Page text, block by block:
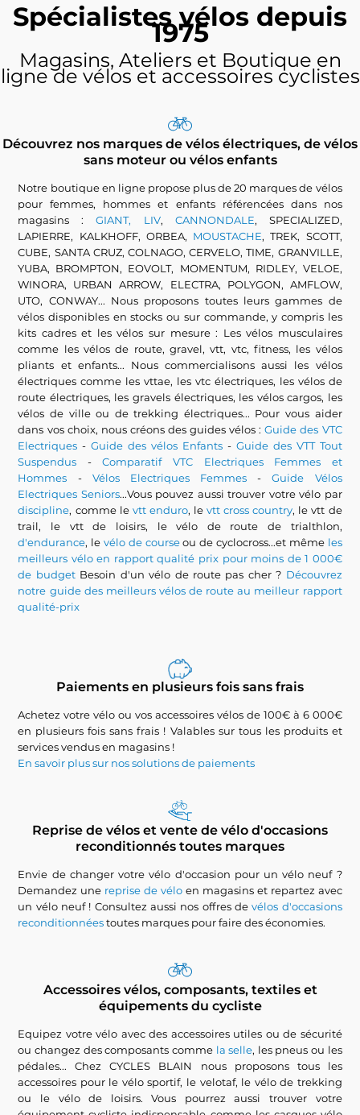
Spécialistes vélos depuis
1975
Magasins, Ateliers et Boutique en
ligne de vélos et accessoires cyclistes
Découvrez nos marques de vélos électriques, de vélos
sans moteur ou vélos enfants
Notre boutique en ligne propose plus de 20 marques de vélos
pour femmes, hommes et enfants référencées dans nos
magasins :GIANT, LIV, CANNONDALE, SPECIALIZED,
LAPIERRE, KALKHOFF, ORBEA, MOUSTACHE, TREK, SCOTT,
CUBE, SANTA CRUZ, COLNAGO, CERVELO, TIME, GRANVILLE,
YUBA, BROMPTON, EOVOLT, MOMENTUM, RIDLEY, VELOE,
WINORA, URBAN ARROW, ELECTRA, POLYGON, AMFLOW,
UTO, CONWAY... Nous proposons toutes leurs gammes de
vélos disponibles en stocks ou sur commande, y compris les
kits cadres et les vélos sur mesure : Les vélos musculaires
comme les vélos de route, gravel, vtt, vtc, fitness, les vélos
pliants et enfants... Nous commercialisons aussi les vélos
électriques comme les vttae, les vtc électriques, les vélos de
route électriques, les gravels électriques, les vélos cargos, les
vélos de ville ou de trekking électriques... Pour vous aider
dans vos choix, nous créons des guides vélos :Guide des VTC
Electriques -Guide des vélos Enfants - Guide des VTT Tout
Suspendus -Comparatif VTC Electriques Femmes et
Hommes - Vélos Electriques Femmes -Guide Vélos
Electriques Seniors...Vous pouvez aussi trouver votre vélo par
discipline, comme le vtt enduro, levtt cross country, le vtt de
trail, le vtt de loisirs, le vélo de route de trialthlon,
d'endurance, levélo de courseou de cyclocross...et même les
meilleurs vélo en rapport qualité prix pour moins de 1 000€
de budgetBesoin d'un vélo de route pas cher ? Découvrez
notre guide des meilleurs vélos de route au meilleur rapport
qualité-prix
Paiements en plusieurs fois sans frais
Achetez votre vélo ou vos accessoires vélos de 100€ à 6 000€
en plusieurs fois sans frais ! Valables sur tous les produits et
services vendus en magasins !
En savoir plus sur nos solutions de paiements
Reprise de vélos et vente de vélo d'occasions
reconditionnés toutes marques
Envie de changer votre vélo d'occasion pour un vélo neuf ?
Demandez une reprise de vélo en magasins et repartez avec
un vélo neuf ! Consultez aussi nos offres devélos d'occasions
reconditionnéestoutes marques pour faire des économies.
Accessoires vélos, composants, textiles et
équipements du cycliste
Equipez votre vélo avec des accessoires utiles ou de sécurité
ou changez des composants comme la selle, les pneus ou les
pédales... Chez CYCLES BLAIN nous proposons tous les
accessoires pour le vélo sportif, le velotaf, le vélo de trekking
ou le vélo de loisirs. Vous pourrez aussi trouver votre